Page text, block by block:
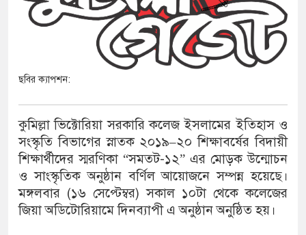
ছবির ক্যাপশন:
কুমিল্লা ভিক্টোরিয়া সরকারি কলেজ ইসলামের ইতিহাস ও
সংস্কৃতি বিভাগের স্নাতক ২০১৯–২০ শিক্ষাবর্ষের বিদায়ী
শিক্ষার্থীদের স্মরণিকা “সমতট-১২” এর মোড়ক উন্মোচন
ও সাংস্কৃতিক অনুষ্ঠান বর্ণিল আয়োজনে সম্পন্ন হয়েছে।
মঙ্গলবার (১৬ সেপ্টেম্বর) সকাল ১০টা থেকে কলেজের
জিয়া অডিটোরিয়ামে দিনব্যাপী এ অনুষ্ঠান অনুষ্ঠিত হয়।